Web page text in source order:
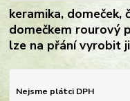
keramika, domeček,
domečkem rourový
lze na přání vyrobit
Nejsme plátci DPH